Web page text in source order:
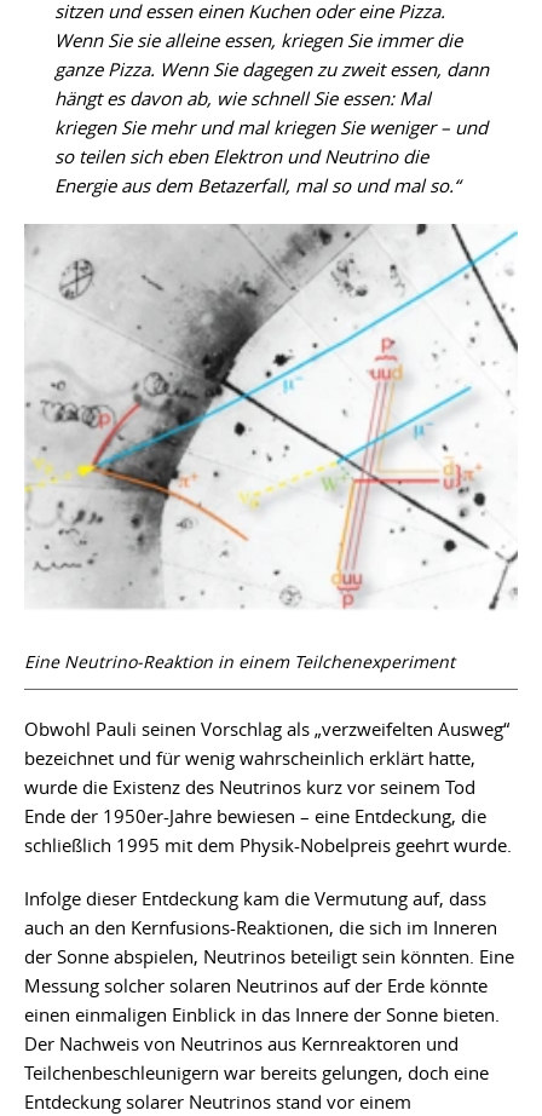
sitzen und essen einen Kuchen oder eine Pizza.
Wenn Sie sie alleine essen, kriegen Sie immer die
ganze Pizza. Wenn Sie dagegen zu zweit essen, dann
hängt es davon ab, wie schnell Sie essen: Mal
kriegen Sie mehr und mal kriegen Sie weniger – und
so teilen sich eben Elektron und Neutrino die
Energie aus dem Betazerfall, mal so und mal so.“
Eine Neutrino-Reaktion in einem Teilchenexperiment
Obwohl Pauli seinen Vorschlag als „verzweifelten Ausweg“
bezeichnet und für wenig wahrscheinlich erklärt hatte,
wurde die Existenz des Neutrinos kurz vor seinem Tod
Ende der 1950er-Jahre bewiesen – eine Entdeckung, die
schließlich 1995 mit dem Physik-Nobelpreis geehrt wurde.
Infolge dieser Entdeckung kam die Vermutung auf, dass
auch an den Kernfusions-Reaktionen, die sich im Inneren
der Sonne abspielen, Neutrinos beteiligt sein könnten. Eine
Messung solcher solaren Neutrinos auf der Erde könnte
einen einmaligen Einblick in das Innere der Sonne bieten.
Der Nachweis von Neutrinos aus Kernreaktoren und
Teilchenbeschleunigern war bereits gelungen, doch eine
Entdeckung solarer Neutrinos stand vor einem